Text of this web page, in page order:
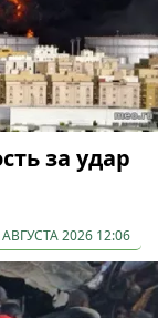
за удар
2026 12:06